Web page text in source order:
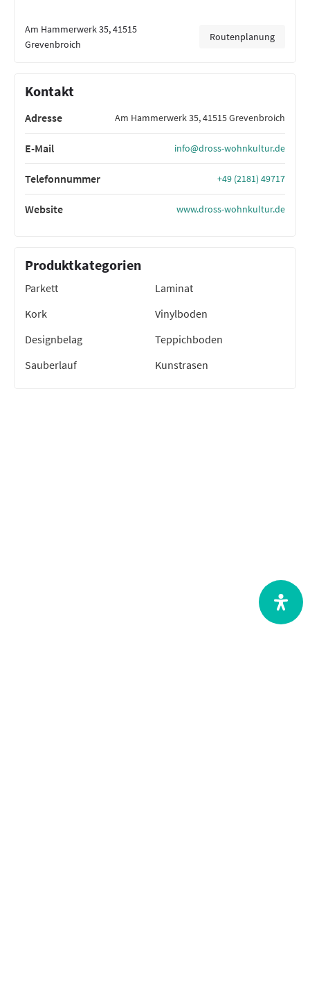
Am Hammerwerk 35, 41515
Grevenbroich
Routenplanung
Kontakt
Adresse Am Hammerwerk 35, 41515 Grevenbroich
E-Mail info@dross-wohnkultur.de
Telefonnummer +49 (2181) 49717
Website www.dross-wohnkultur.de
Produktkategorien
Parkett
Laminat
Kork
Vinylboden
Designbelag
Teppichboden
Sauberlauf
Kunstrasen